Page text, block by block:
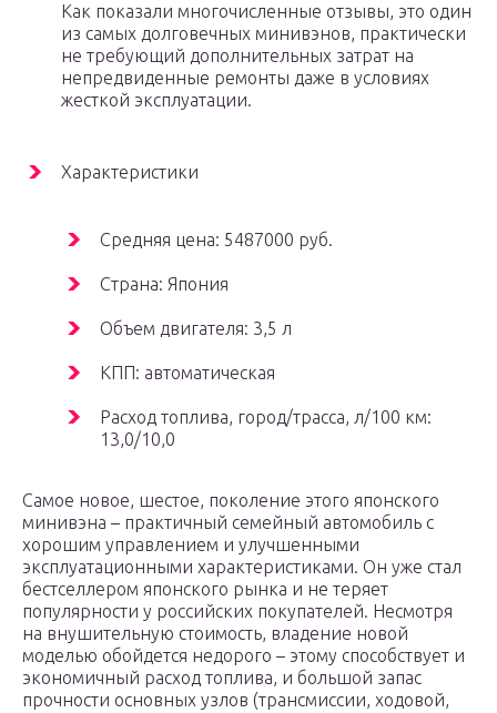
Как показали многочисленные отзывы, это один
из самых долговечных минивэнов, практически
не требующий дополнительных затрат на
непредвиденные ремонты даже в условиях
жесткой эксплуатации.
Характеристики
Средняя цена: 5487000 руб.
Страна: Япония
Объем двигателя: 3,5 л
КПП: автоматическая
Расход топлива, город/трасса, л/100 км:
13,0/10,0
Самое новое, шестое, поколение этого японского
минивэна – практичный семейный автомобиль с
хорошим управлением и улучшенными
эксплуатационными характеристиками. Он уже стал
бестселлером японского рынка и не теряет
популярности у российских покупателей. Несмотря
на внушительную стоимость, владение новой
моделью обойдется недорого – этому способствует и
экономичный расход топлива, и большой запас
прочности основных узлов (трансмиссии, ходовой,